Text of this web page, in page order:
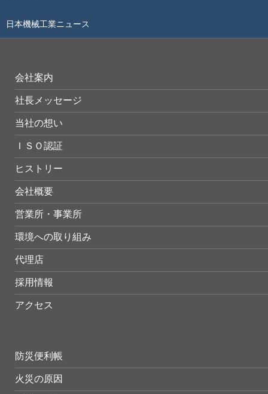
ン日本機械工業ニュース
会社案内
社長メッセージ
当社の想い
ＩＳＯ認証
ヒストリー
会社概要
営業所・事業所
環境への取り組み
代理店
採用情報
アクセス
防災便利帳
火災の原因